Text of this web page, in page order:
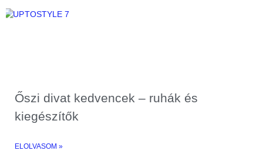
Őszi divat kedvencek – ruhák és
kiegészítők
ELOLVASOM »